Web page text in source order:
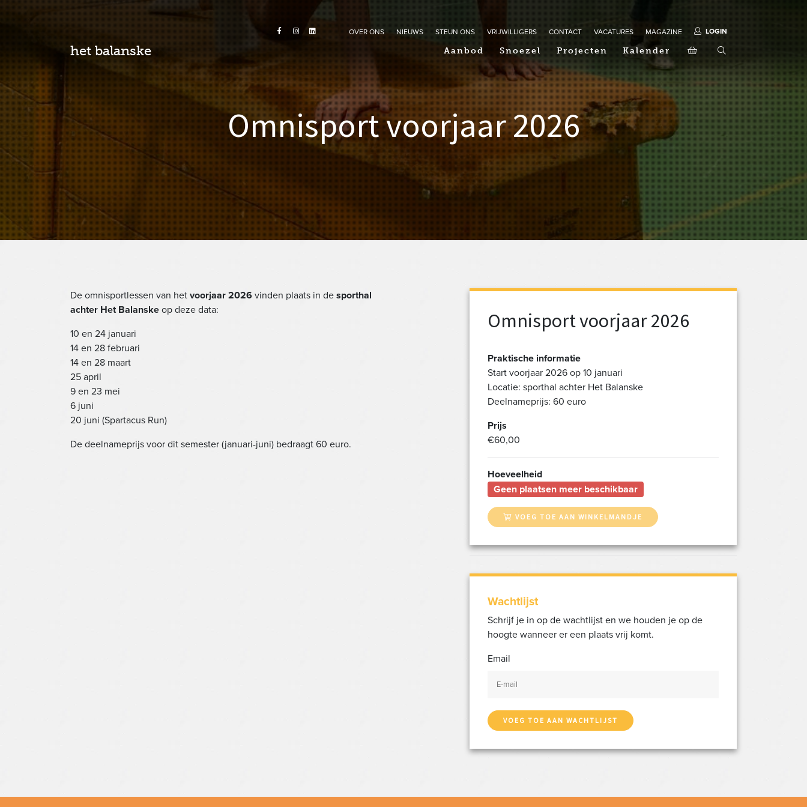
OVER ONS NIEUWS STEUN ONS VRIJWILLIGERS CONTACT VACATURES MAGAZINE LOGIN
het balanske Aanbod Snoezel Projecten Kalender
Omnisport voorjaar 2026
De omnisportlessen van het voorjaar 2026 vinden plaats in de sporthal
achter Het Balanske op deze data:
10 en 24 januari
14 en 28 februari
14 en 28 maart
25 april
9 en 23 mei
6 juni
20 juni (Spartacus Run)
De deelnameprijs voor dit semester (januari-juni) bedraagt 60 euro.
Omnisport voorjaar 2026
Praktische informatie
Start voorjaar 2026 op 10 januari
Locatie: sporthal achter Het Balanske
Deelnameprijs: 60 euro
Prijs
€60,00
Hoeveelheid
Geen plaatsen meer beschikbaar
VOEG TOE AAN WINKELMANDJE
Wachtlijst
Schrijf je in op de wachtlijst en we houden je op de
hoogte wanneer er een plaats vrij komt.
Email